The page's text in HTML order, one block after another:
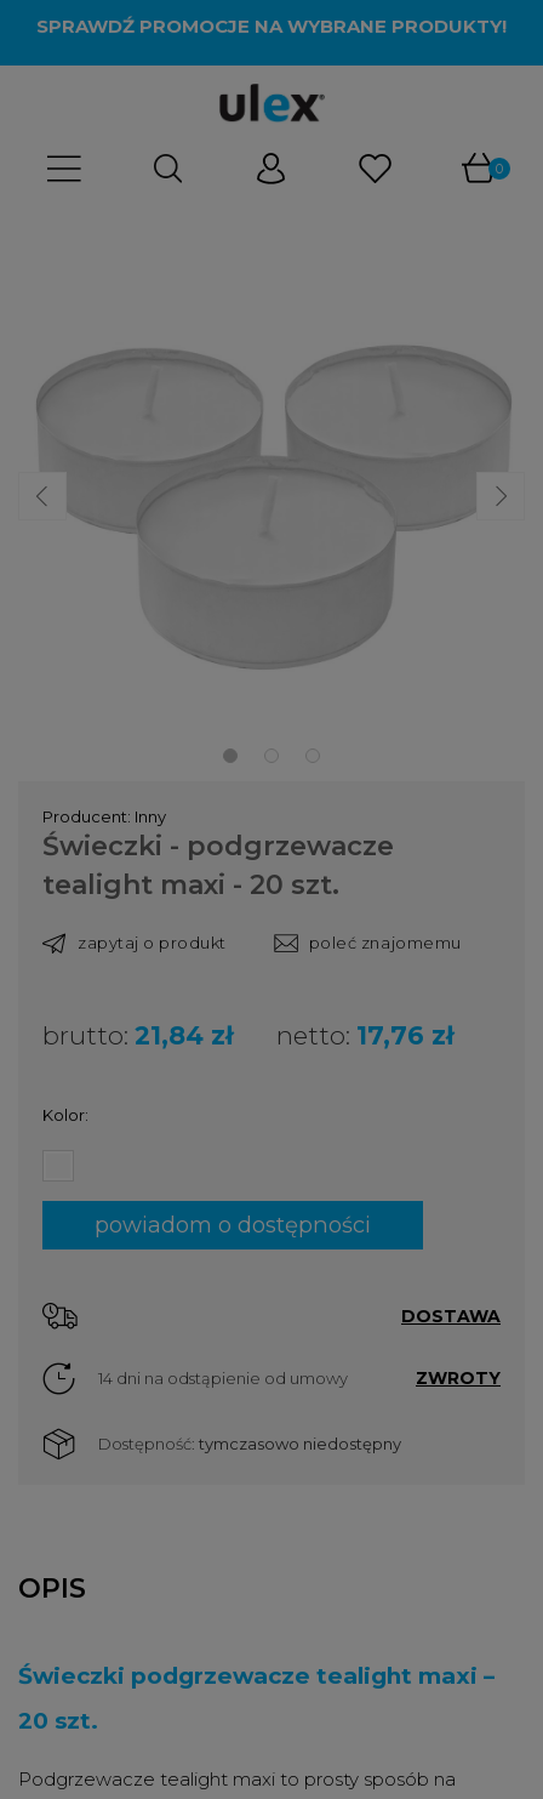
SPRAWDŹ PROMOCJE NA WYBRANE PRODUKTY!
Producent: Inny
Świeczki - podgrzewacze
tealight maxi - 20 szt.
zapytaj o produkt poleć znajomemu
brutto: 21,84 zł netto: 17,76 zł
Kolor:
powiadom o dostępności
DOSTAWA
14 dni na odstąpienie od umowy ZWROTY
Dostępność: tymczasowo niedostępny
OPIS
Świeczki podgrzewacze tealight maxi –
20 szt.
Podgrzewacze tealight maxi to prosty sposób na